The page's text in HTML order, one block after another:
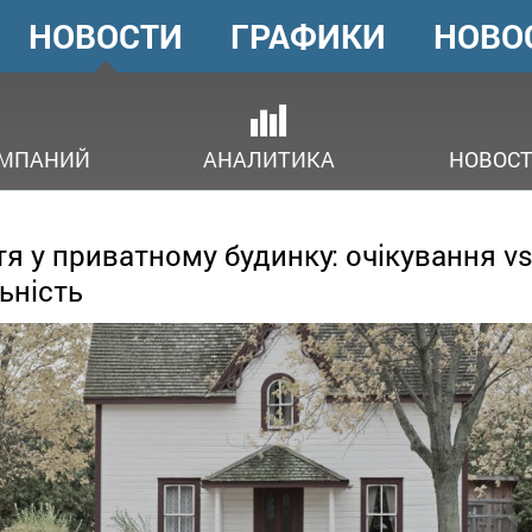
ГОЛОВНЕ
МЕНЮ
НОВОСТИ
АНАЛИТИКА
ГРАФИКИ
у приватному будинку: очікування vs